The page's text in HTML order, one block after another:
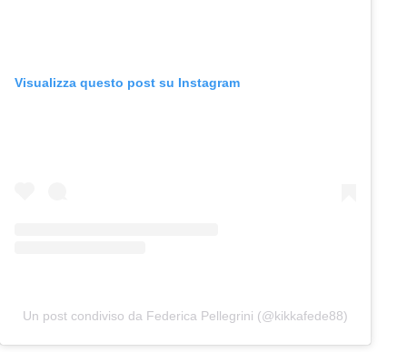
Visualizza questo post su Instagram
Un post condiviso da Federica Pellegrini (@kikkafede88)